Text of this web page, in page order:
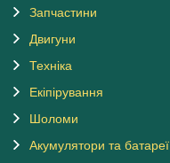
Запчастини
Двигуни
Техніка
Екіпірування
Шоломи
Акумулятори та батареї